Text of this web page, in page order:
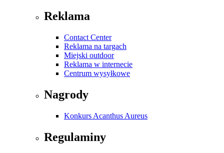
Reklama
Contact Center
Reklama na targach
Miejski outdoor
Reklama w internecie
Centrum wysyłkowe
Nagrody
Konkurs Acanthus Aureus
Regulaminy